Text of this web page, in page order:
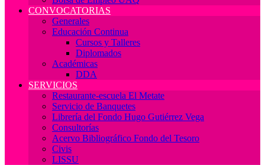
CONVOCATORIAS
Generales
Educación Continua
Cursos y Talleres
Diplomados
Académicas
DDA
SERVICIOS
Restaurante-escuela El Metate
Servicio de Banquetes
Librería del Fondo Hugo Gutiérrez Vega
Consultorías
Acervo Bibliográfico Fondo del Tesoro
Civis
LISSU